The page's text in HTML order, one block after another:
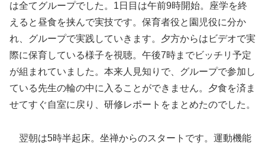
は全てグループでした。1日目は午前9時開始。座学を終
えると昼食を挟んで実技です。保育者役と園児役に分か
れ、グループで実践していきます。夕方からはビデオで実
際に保育している様子を視聴。午後7時までビッチリ予定
が組まれていました。本来人見知りで、グループで参加し
ている先生の輪の中に入ることができません。夕食を済ま
せてすぐ自室に戻り、研修レポートをまとめたのでした。
翌朝は5時半起床。坐禅からのスタートです。運動機能